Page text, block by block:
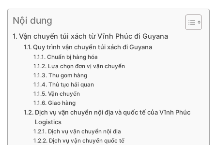
Nội dung
Vận chuyển túi xách từ Vĩnh Phúc đi Guyana
Quy trình vận chuyển túi xách đi Guyana
Chuẩn bị hàng hóa
Lựa chọn đơn vị vận chuyển
Thu gom hàng
Thủ tục hải quan
Vận chuyển
Giao hàng
Dịch vụ vận chuyển nội địa và quốc tế của Vĩnh Phúc
Logistics
Dịch vụ vận chuyển nội địa
Dịch vụ vận chuyển quốc tế